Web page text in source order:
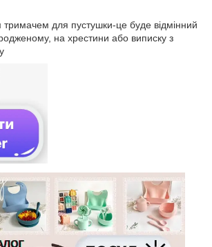
тримачем для пустушки-це буде відмінний
на хрестини або виписку з